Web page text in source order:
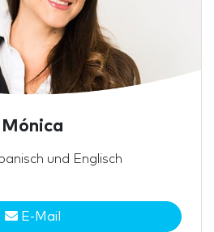
Mónica
und Englisch
E-Mail